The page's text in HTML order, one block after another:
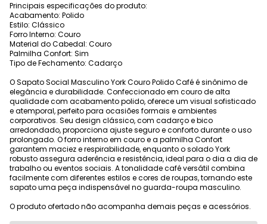
Principais especificações do produto:
Acabamento: Polido
Estilo: Clássico
Forro Interno: Couro
Material do Cabedal: Couro
Palmilha Confort: Sim
Tipo de Fechamento: Cadarço
O Sapato Social Masculino York Couro Polido Café é sinônimo de
elegância e durabilidade. Confeccionado em couro de alta
qualidade com acabamento polido, oferece um visual sofisticado
e atemporal, perfeito para ocasiões formais e ambientes
corporativos. Seu design clássico, com cadarço e bico
arredondado, proporciona ajuste seguro e conforto durante o uso
prolongado. O forro interno em couro e a palmilha Confort
garantem maciez e respirabilidade, enquanto o solado York
robusto assegura aderência e resistência, ideal para o dia a dia de
trabalho ou eventos sociais. A tonalidade café versátil combina
facilmente com diferentes estilos e cores de roupas, tornando este
sapato uma peça indispensável no guarda-roupa masculino.
O produto ofertado não acompanha demais peças e acessórios.